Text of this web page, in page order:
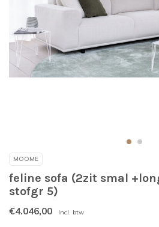
MOOME
feline sofa (2zit smal
stofgr 5)
€4.046,00 Incl. btw